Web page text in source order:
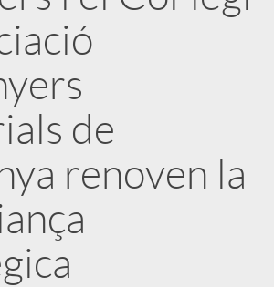
de
renoven la